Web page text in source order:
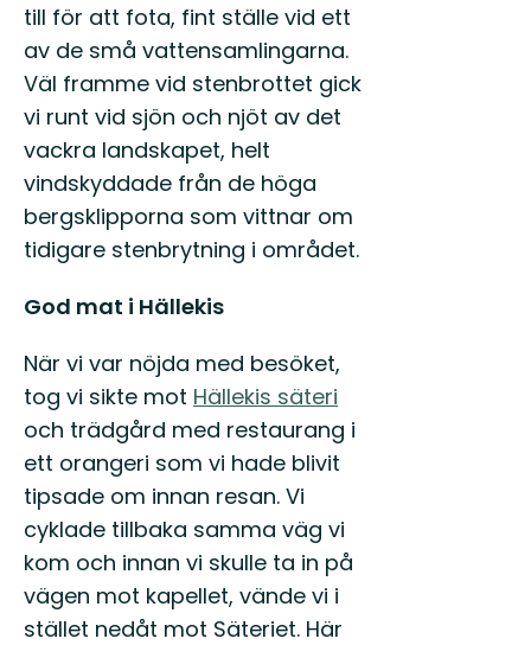
till för att fota, fint ställe vid ett
av de små vattensamlingarna.
Väl framme vid stenbrottet gick
vi runt vid sjön och njöt av det
vackra landskapet, helt
vindskyddade från de höga
bergsklipporna som vittnar om
tidigare stenbrytning i området.
God mat i Hällekis
När vi var nöjda med besöket,
tog vi sikte mot Hällekis säteri
och trädgård med restaurang i
ett orangeri som vi hade blivit
tipsade om innan resan. Vi
cyklade tillbaka samma väg vi
kom och innan vi skulle ta in på
vägen mot kapellet, vände vi i
stället nedåt mot Säteriet. Här